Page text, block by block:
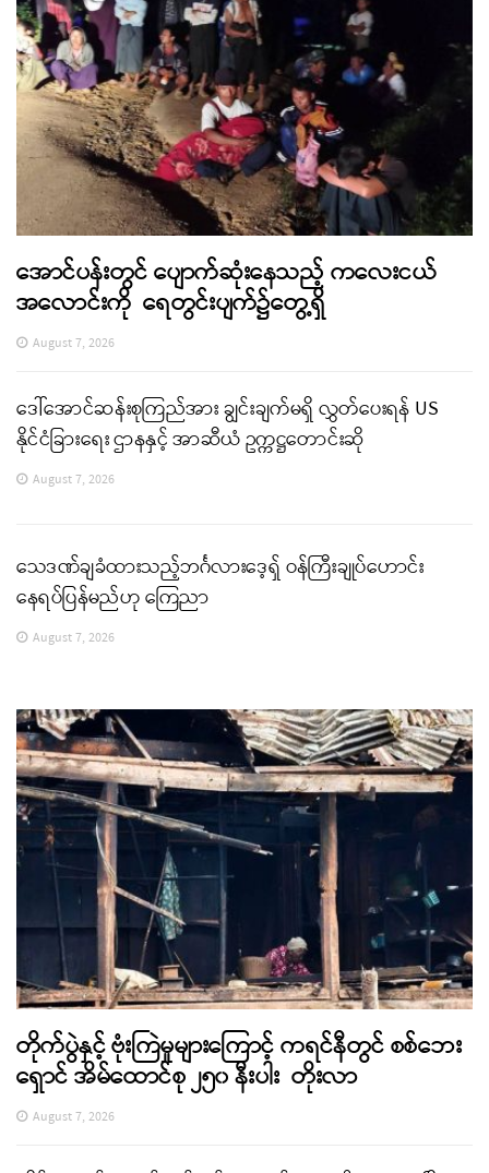
အောင်ပန်းတွင် ပျောက်ဆုံးနေသည့် ကလေးငယ်
အလောင်းကို ရေတွင်းပျက်၌တွေ့ရှိ
August 7, 2026
ဒေါ်အောင်ဆန်းစုကြည်အား ချွင်းချက်မရှိ လွှတ်ပေးရန် US
နိုင်ငံခြားရေး ဌာနနှင့် အာဆီယံ ဥက္ကဋ္ဌတောင်းဆို
August 7, 2026
သေဒဏ်ချခံထားသည့်ဘင်္ဂလားဒေ့ရှ် ဝန်ကြီးချုပ်ဟောင်း
နေရပ်ပြန်မည်ဟု ကြေညာ
August 7, 2026
တိုက်ပွဲနှင့် ဗုံးကြဲမှုများကြောင့် ကရင်နီတွင် စစ်ဘေး
ရှောင် အိမ်ထောင်စု ၂၅၀ နီးပါး တိုးလာ
August 7, 2026